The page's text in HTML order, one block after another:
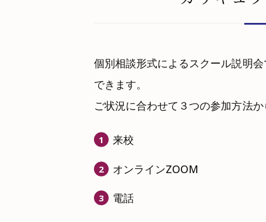
個別相談形式によるスクール説明
できます。
ご状況に合わせて３つの参加方法か
来校
オンラインZOOM
電話